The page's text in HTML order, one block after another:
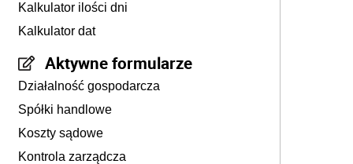
Kalkulator ilości dni
Kalkulator dat
Aktywne formularze
Działalność gospodarcza
Spółki handlowe
Koszty sądowe
Kontrola zarządcza